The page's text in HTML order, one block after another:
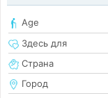
Age
Здесь для
Страна
Город